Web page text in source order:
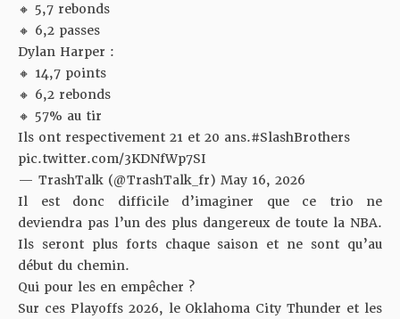
🔸 5,7 rebonds
🔸 6,2 passes
Dylan Harper :
🔸 14,7 points
🔸 6,2 rebonds
🔸 57% au tir
Ils ont respectivement 21 et 20 ans.#SlashBrothers
pic.twitter.com/3KDNfWp7SI
— TrashTalk (@TrashTalk_fr) May 16, 2026
Il est donc difficile d’imaginer que ce trio ne
deviendra pas l’un des plus dangereux de toute la NBA.
Ils seront plus forts chaque saison et ne sont qu’au
début du chemin.
Qui pour les en empêcher ?
Sur ces Playoffs 2026, le Oklahoma City Thunder et les